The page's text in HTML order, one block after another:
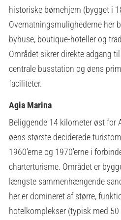
historiske børnehjem (bygget i
Overnatningsmulighederne her
byhuse, boutique-hoteller og
Området sikrer direkte adgang
centrale busstation og øens
faciliteter.
Agia Marina
Beliggende 14 kilometer øst for
øens største deciderede
1960’erne og 1970’erne i
charterturisme. Området er
længste sammenhængende
her er domineret af større,
hotelkomplekser (typisk med